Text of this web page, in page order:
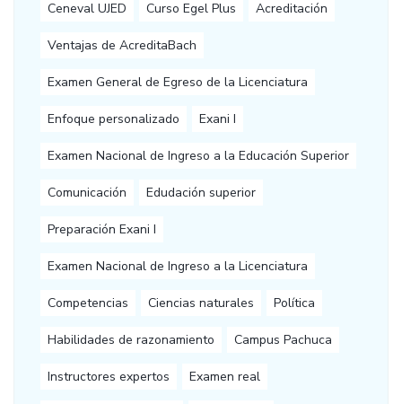
Ceneval UJED Curso Egel Plus Acreditación
Ventajas de AcreditaBach
Examen General de Egreso de la Licenciatura
Enfoque personalizado Exani I
Examen Nacional de Ingreso a la Educación Superior
Comunicación Edudación superior
Preparación Exani I
Examen Nacional de Ingreso a la Licenciatura
Competencias Ciencias naturales Política
Habilidades de razonamiento Campus Pachuca
Instructores expertos Examen real